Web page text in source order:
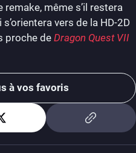
même s’il restera
vers de la HD-2D
proche de Dragon Quest VII
à vos favoris